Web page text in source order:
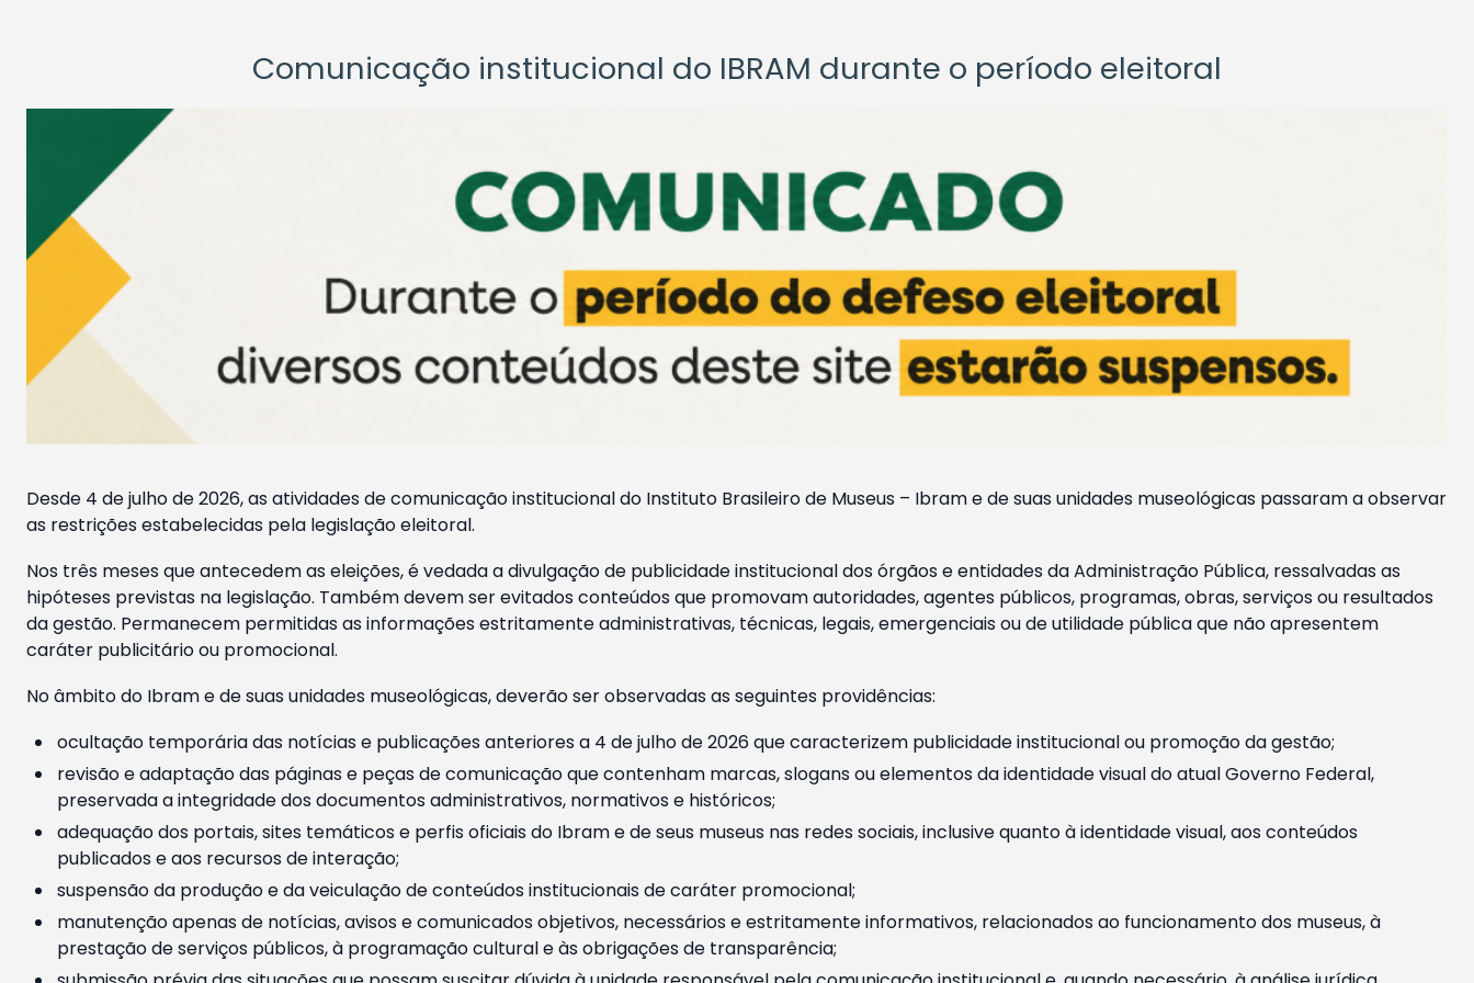
Comunicação institucional do IBRAM durante o período eleitoral
Desde 4 de julho de 2026, as atividades de comunicação institucional do Instituto Brasileiro de Museus – Ibram e de suas unidades museológicas passaram a observar
as restrições estabelecidas pela legislação eleitoral.
Nos três meses que antecedem as eleições, é vedada a divulgação de publicidade institucional dos órgãos e entidades da Administração Pública, ressalvadas as
hipóteses previstas na legislação. Também devem ser evitados conteúdos que promovam autoridades, agentes públicos, programas, obras, serviços ou resultados
da gestão. Permanecem permitidas as informações estritamente administrativas, técnicas, legais, emergenciais ou de utilidade pública que não apresentem
caráter publicitário ou promocional.
No âmbito do Ibram e de suas unidades museológicas, deverão ser observadas as seguintes providências:
ocultação temporária das notícias e publicações anteriores a 4 de julho de 2026 que caracterizem publicidade institucional ou promoção da gestão;
revisão e adaptação das páginas e peças de comunicação que contenham marcas, slogans ou elementos da identidade visual do atual Governo Federal,
preservada a integridade dos documentos administrativos, normativos e históricos;
adequação dos portais, sites temáticos e perfis oficiais do Ibram e de seus museus nas redes sociais, inclusive quanto à identidade visual, aos conteúdos
publicados e aos recursos de interação;
suspensão da produção e da veiculação de conteúdos institucionais de caráter promocional;
manutenção apenas de notícias, avisos e comunicados objetivos, necessários e estritamente informativos, relacionados ao funcionamento dos museus, à
prestação de serviços públicos, à programação cultural e às obrigações de transparência;